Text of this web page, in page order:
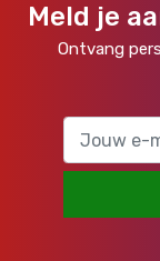
Meld je
Ontvang